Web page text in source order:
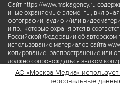
Сайт https://www.mskagency.ru
иные охраняемые элементы,
фотографии, аудио и/или
и пр., которые охраняются в
Российской Федерации об
использование материалов сайта
копирование, распространение или
должно сопровождаться знаком
правообладателя © АО «Москва
www.mskagency.ru как на
материалов сайта www.mskagency.ru
АО «Москва Медиа»
персональные